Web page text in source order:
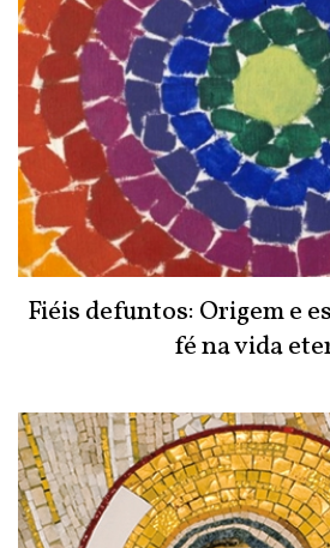
Fiéis defuntos: Origem e
fé na vida